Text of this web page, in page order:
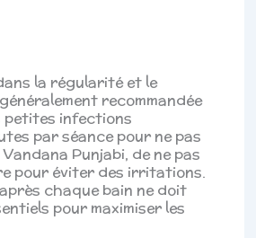
la régularité et le
recommandée
petites infections
par séance pour ne pas
Punjabi, de ne pas
pour éviter des irritations.
chaque bain ne doit
pour maximiser les